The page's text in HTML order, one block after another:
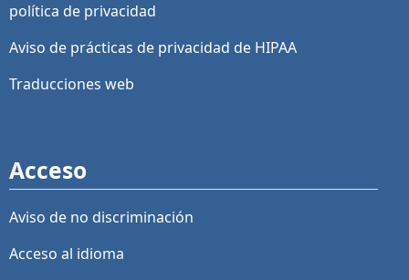
política de privacidad
Aviso de prácticas de privacidad de HIPAA
Traducciones web
Acceso
Aviso de no discriminación
Acceso al idioma